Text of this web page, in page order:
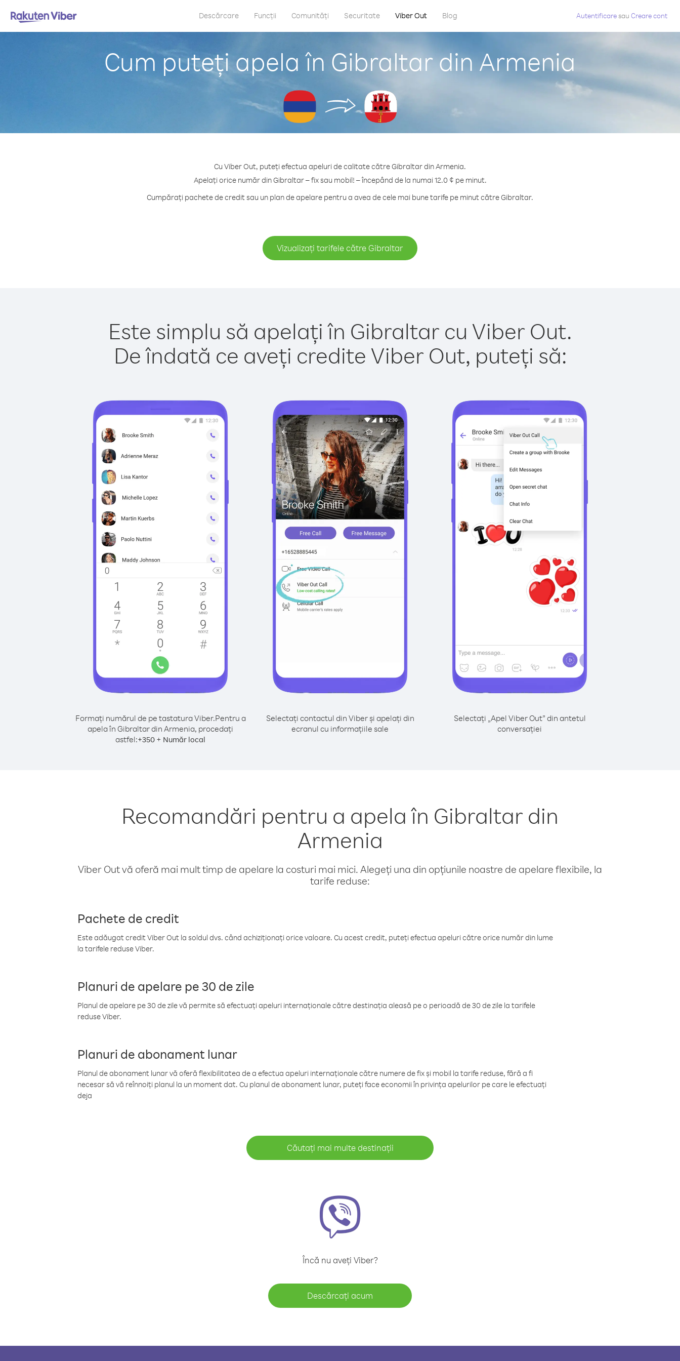
Descărcare Funcții Comunități Securitate Viber Out Blog Autentificaresau Creare cont
Cum puteți apela în Gibraltar din Armenia
Cu Viber Out, puteți efectua apeluri de calitate către Gibraltar din Armenia.
Apelați orice număr din Gibraltar – fix sau mobil! – începând de la numai 12.0 ¢ pe minut.
Cumpărați pachete de credit sau un plan de apelare pentru a avea de cele mai bune tarife pe minut către Gibraltar.
Vizualizați tarifele către Gibraltar
Este simplu să apelați în Gibraltar cu Viber Out.
De îndată ce aveți credite Viber Out, puteți să:
Formați numărul de pe tastatura Viber.Pentru a
apela în Gibraltar din Armenia, procedați
astfel:+350 + Număr local
Selectați contactul din Viber și apelați din
ecranul cu informațiile sale
Selectați „Apel Viber Out” din antetul
conversației
Recomandări pentru a apela în Gibraltar din
Armenia
Viber Out vă oferă mai mult timp de apelare la costuri mai mici. Alegeți una din opțiunile noastre de apelare flexibile, la
tarife reduse:
Pachete de credit
Este adăugat credit Viber Out la soldul dvs. când achiziționați orice valoare. Cu acest credit, puteți efectua apeluri către orice număr din lume
la tarifele reduse Viber.
Planuri de apelare pe 30 de zile
Planul de apelare pe 30 de zile vă permite să efectuați apeluri internaționale către destinația aleasă pe o perioadă de 30 de zile la tarifele
reduse Viber.
Planuri de abonament lunar
Planul de abonament lunar vă oferă flexibilitatea de a efectua apeluri internaționale către numere de fix și mobil la tarife reduse, fără a fi
necesar să vă reînnoiți planul la un moment dat. Cu planul de abonament lunar, puteți face economii în privința apelurilor pe care le efectuați
deja
Căutați mai multe destinații
Încă nu aveți Viber?
Descărcați acum